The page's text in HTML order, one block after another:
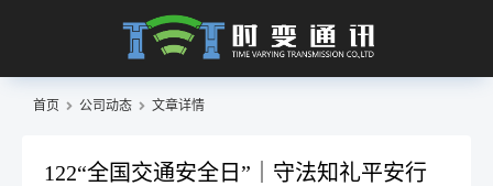
首页 公司动态 文章详情
122“全国交通安全日”｜守法知礼平安行